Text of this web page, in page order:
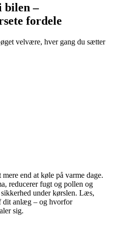
bilen –
fordele
velvære, hver gang du sætter
end at køle på varme dage.
reducerer fugt og pollen og
under kørslen. Læs,
dit anlæg – og hvorfor
sig.